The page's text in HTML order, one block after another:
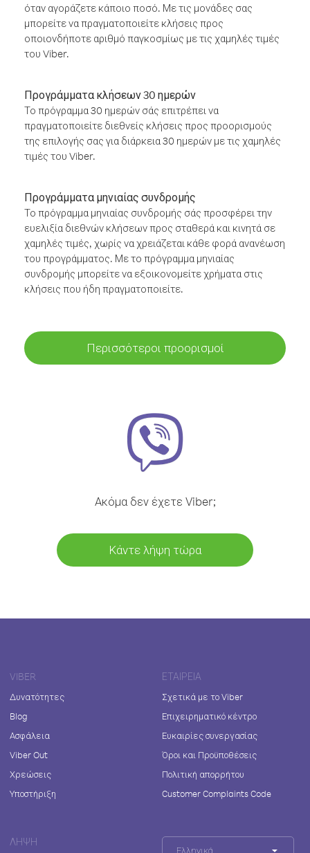
όταν αγοράζετε κάποιο ποσό. Με τις μονάδες σας
μπορείτε να πραγματοποιείτε κλήσεις προς
οποιονδήποτε αριθμό παγκοσμίως με τις χαμηλές τιμές
του Viber.
Προγράμματα κλήσεων 30 ημερών
Το πρόγραμμα 30 ημερών σάς επιτρέπει να
πραγματοποιείτε διεθνείς κλήσεις προς προορισμούς
της επιλογής σας για διάρκεια 30 ημερών με τις χαμηλές
τιμές του Viber.
Προγράμματα μηνιαίας συνδρομής
Το πρόγραμμα μηνιαίας συνδρομής σάς προσφέρει την
ευελιξία διεθνών κλήσεων προς σταθερά και κινητά σε
χαμηλές τιμές, χωρίς να χρειάζεται κάθε φορά ανανέωση
του προγράμματος. Με το πρόγραμμα μηνιαίας
συνδρομής μπορείτε να εξοικονομείτε χρήματα στις
κλήσεις που ήδη πραγματοποιείτε.
Περισσότεροι προορισμοί
Ακόμα δεν έχετε Viber;
Κάντε λήψη τώρα
VIBER
Δυνατότητες
Blog
Ασφάλεια
Viber Out
Χρεώσεις
Υποστήριξη
ΕΤΑΙΡΕΊΑ
Σχετικά με το Viber
Επιχειρηματικό κέντρο
Ευκαιρίες συνεργασίας
Όροι και Προϋποθέσεις
Πολιτική απορρήτου
Customer Complaints Code
ΛΉΨΗ
Ελληνικά